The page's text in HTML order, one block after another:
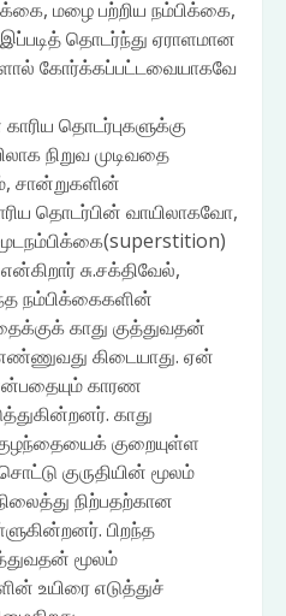
மழை பற்றிய நம்பிக்கை,
தொடர்ந்து ஏராளமான
கோர்க்கப்பட்டவையாகவே
தொடர்புகளுக்கு
நிறுவ முடிவதை
சான்றுகளின்
தொடர்பின் வாயிலாகவோ,
சு.சக்திவேல்,
நம்பிக்கைகளின்
காது குத்துவதன்
கிடையாது. ஏன்
காரண
காது
குறையுள்ள
குருதியின் மூலம்
நிற்பதற்கான
பிறந்த
மூலம்
உயிரை எடுத்துச்